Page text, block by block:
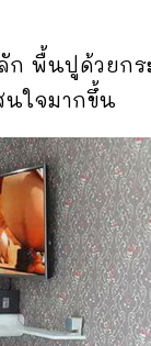
พื้นปูด้วยกร
นใจมากขึ้น